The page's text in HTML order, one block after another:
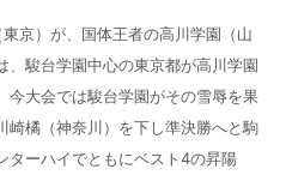
京）が、国体王者の高川学園（山
、駿台学園中心の東京都が高川学園
今大会では駿台学園がその雪辱を果
崎橘（神奈川）を下し準決勝へと駒
ターハイでともにベスト4の昇陽